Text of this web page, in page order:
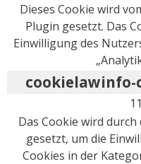
Dieses Cookie wird
Plugin gesetzt. Das
Einwilligung des
Das Cookie wird
gesetzt, um die
Cookies in der